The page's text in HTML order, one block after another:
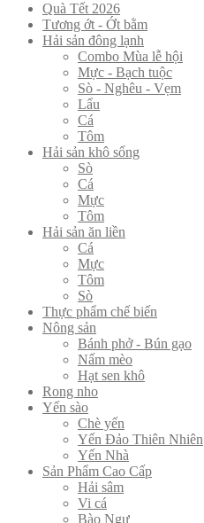
Quà Tết 2026
Tương ớt - Ớt bằm
Hải sản đông lạnh
Combo Mùa lễ hội
Mực - Bạch tuộc
Sò - Nghêu - Vẹm
Lẩu
Cá
Tôm
Hải sản khô sống
Sò
Cá
Mực
Tôm
Hải sản ăn liền
Cá
Mực
Tôm
Sò
Thực phẩm chế biến
Nông sản
Bánh phở - Bún gạo
Nấm mèo
Hạt sen khô
Rong nho
Yến sào
Chè yến
Yến Đảo Thiên Nhiên
Yến Nhà
Sản Phẩm Cao Cấp
Hải sâm
Vi cá
Bào Ngư